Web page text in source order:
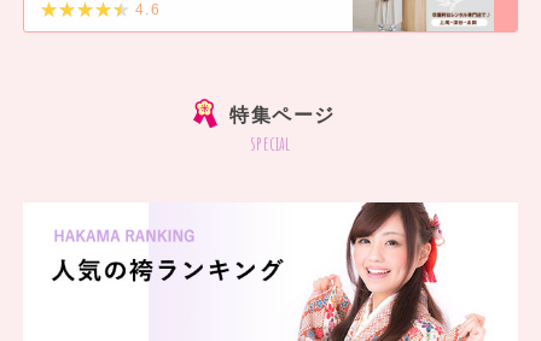
4.6
特集ページ
special